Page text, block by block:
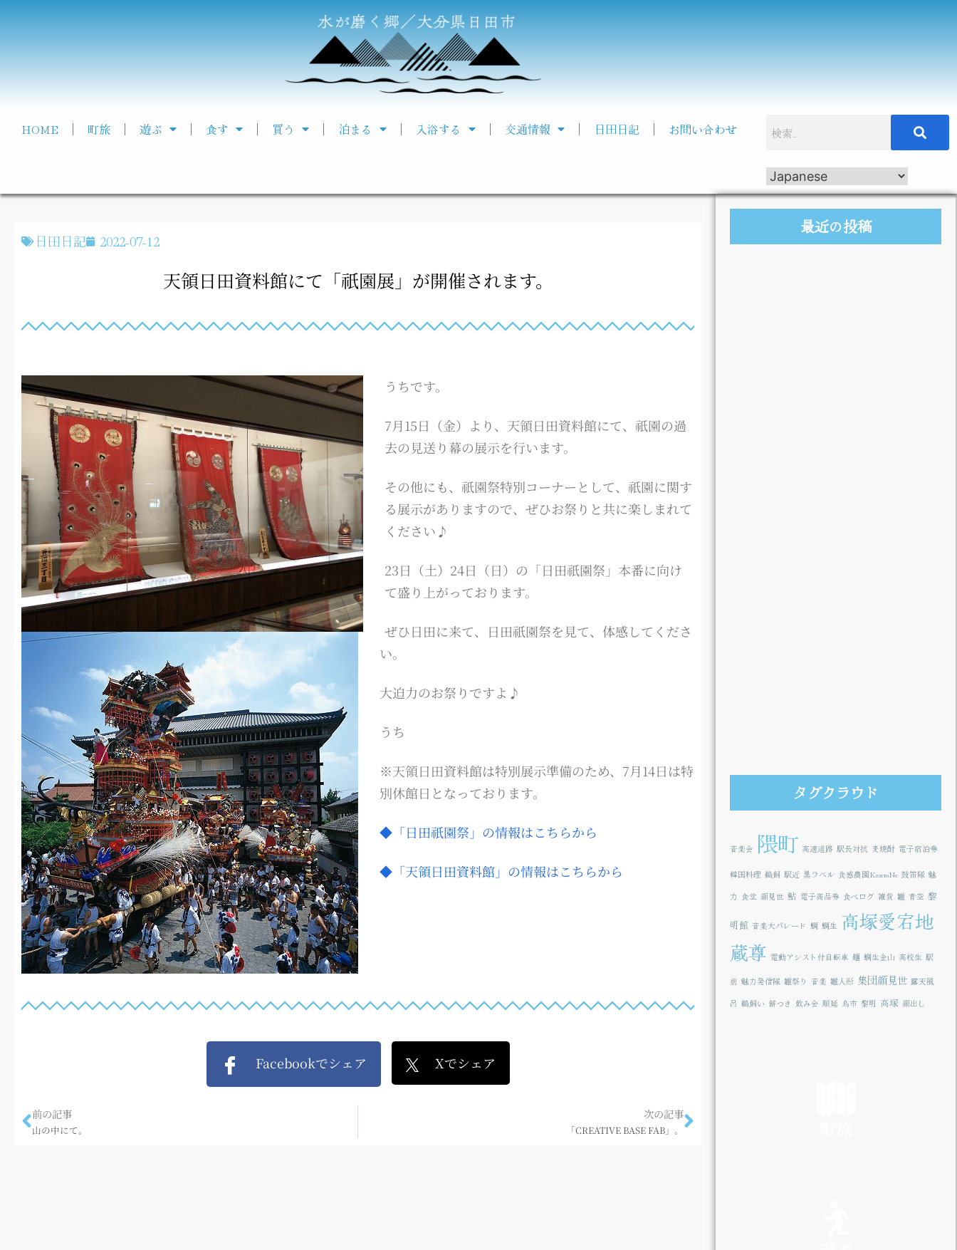
HOME 町旅 遊ぶ 食す 買う 泊まる 入浴する 交通情報 日田日記 お問い合わせ
日田日記 2022-07-12
天領日田資料館にて「祇園展」が開催されます。
うちです。
7月15日（金）より、天領日田資料館にて、祇園の過
去の見送り幕の展示を行います。
その他にも、祇園祭特別コーナーとして、祇園に関す
る展示がありますので、ぜひお祭りと共に楽しまれて
ください♪
23日（土）24日（日）の「日田祇園祭」本番に向け
て盛り上がっております。
ぜひ日田に来て、日田祇園祭を見て、体感してくださ
い。
大迫力のお祭りですよ♪
うち
※天領日田資料館は特別展示準備のため、7月14日は特
別休館日となっております。
◆「日田祇園祭」の情報はこちらから
◆「天領日田資料館」の情報はこちらから
Facebookでシェア Xでシェア
前の記事
山の中にて。
次の記事
「CREATIVE BASE FAB」。
最近の投稿
タグクラウド
音楽会 隈町 高速道路 駅長対抗 麦焼酎 電子宿泊券
韓国料理 鵜飼 駅近 黒ラベル 食感農園KazetoNe 鼓笛隊 魅
力 食堂 顔見世 鮎 電子商品券 食べログ 雑貨 雛 青空 黎
明館 音楽大パレード 鯛 鯛生 高塚愛宕地
蔵尊 電動アシスト付自転車 麺 鯛生金山 高校生 駅
前 魅力発信隊 雛祭り 音楽 雛人形 集団顔見世 露天風
呂 鵜飼い 餅つき 飲み会 順延 鳥市 黎明 高塚 顔出し